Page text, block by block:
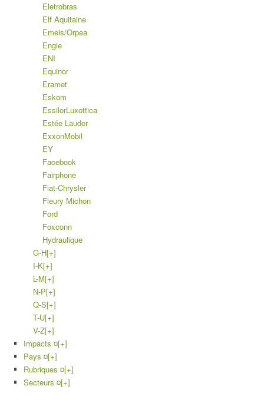
Eletrobras
Elf Aquitaine
Emeis/Orpea
Engie
ENI
Equinor
Eramet
Eskom
EssilorLuxottica
Estée Lauder
ExxonMobil
EY
Facebook
Fairphone
Fiat-Chrysler
Fleury Michon
Ford
Foxconn
Hydraulique
G-H[+]
I-K[+]
L-M[+]
N-P[+]
Q-S[+]
T-U[+]
V-Z[+]
Impacts ¤[+]
Pays ¤[+]
Rubriques ¤[+]
Secteurs ¤[+]